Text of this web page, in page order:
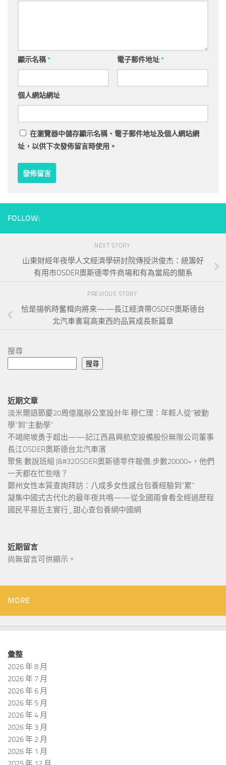
顯示名稱* 電子郵件地址*
個人網站網址
在瀏覽器中儲存顯示名稱、電子郵件地址及個人網站網
址，以供下次發佈留言時使用。
FOLLOW:
NEXT STORY
山東財經年夜學人文經濟學研討院傳授洪俊杰：統籌好
有用市OSDER奧斯德零件商場和有為當局的關系
PREVIOUS STORY
恰是揚帆時奮楫向將來——長江經濟帶OSDER奧斯德台
北汽車書寫高東西的品質成長新篇章
搜尋
搜尋
近期文章
淡米爾語節慶20周億嵐辦公室設計年 穆仁理：年輕人從“被動
學”到“主動學”
不竭爬坡勇于超出——記江西昌興航空設備股份無限公司董事
長江OSDER奧斯德台北汽車濱
聚焦·數說班組 |&#32OSDER奧斯德零件報價;步數20000+，他們
一天都在忙些啥？
鄭州女性本質查詢拜訪：八成多女性感台包養經驗到”累”
凝集中國式古代化的最年夜共鳴——從全國兩會看全經過歷程
國民平易近主實行_甜心查包養網中國網
近期留言
尚無留言可供顯示。
MORE
彙整
2026 年 8 月
2026 年 7 月
2026 年 6 月
2026 年 5 月
2026 年 4 月
2026 年 3 月
2026 年 2 月
2026 年 1 月